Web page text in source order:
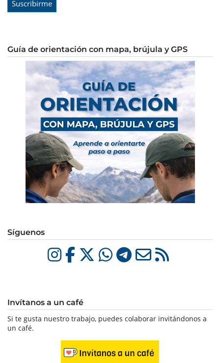
Guía de orientación con mapa, brújula y GPS
Síguenos
Invítanos a un café
Si te gusta nuestro trabajo, puedes colaborar invitándonos a
un café.